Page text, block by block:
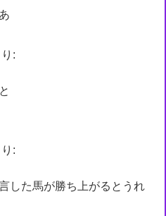
:
:
した馬が勝ち上がるとうれ